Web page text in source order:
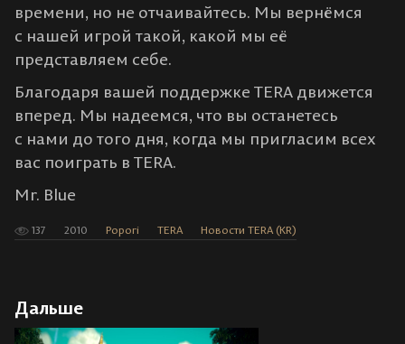
времени, но не отчаивайтесь. Мы вернёмся
с нашей игрой такой, какой мы её
представляем себе.
Благодаря вашей поддержке TERA движется
вперед. Мы надеемся, что вы останетесь
с нами до того дня, когда мы пригласим всех
вас поиграть в TERA.
Mr. Blue
137 2010 Popori TERA Новости TERA (KR)
Дальше